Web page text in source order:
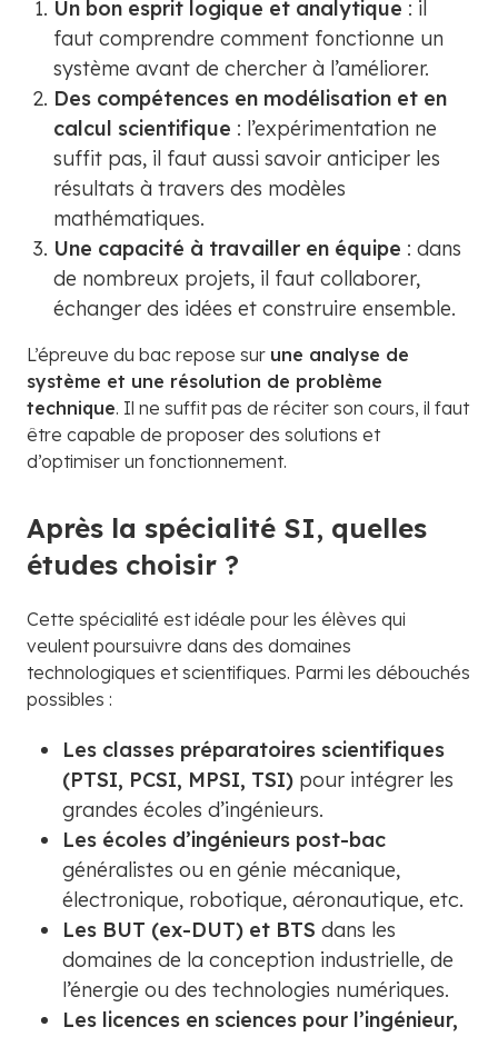
Un bon esprit logique et analytique : il
faut comprendre comment fonctionne un
système avant de chercher à l’améliorer.
Des compétences en modélisation et en
calcul scientifique : l’expérimentation ne
suffit pas, il faut aussi savoir anticiper les
résultats à travers des modèles
mathématiques.
Une capacité à travailler en équipe : dans
de nombreux projets, il faut collaborer,
échanger des idées et construire ensemble.
L’épreuve du bac repose sur une analyse de
système et une résolution de problème
technique. Il ne suffit pas de réciter son cours, il faut
être capable de proposer des solutions et
d’optimiser un fonctionnement.
Après la spécialité SI, quelles
études choisir ?
Cette spécialité est idéale pour les élèves qui
veulent poursuivre dans des domaines
technologiques et scientifiques. Parmi les débouchés
possibles :
Les classes préparatoires scientifiques
(PTSI, PCSI, MPSI, TSI) pour intégrer les
grandes écoles d’ingénieurs.
Les écoles d’ingénieurs post-bac
généralistes ou en génie mécanique,
électronique, robotique, aéronautique, etc.
Les BUT (ex-DUT) et BTS dans les
domaines de la conception industrielle, de
l’énergie ou des technologies numériques.
Les licences en sciences pour l’ingénieur,